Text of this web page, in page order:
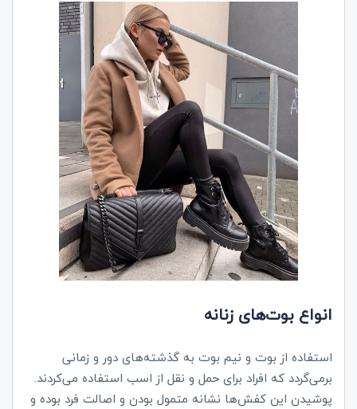
انواع بوت‌های زنانه
استفاده از بوت و نیم بوت به گذشته‌های دور و زمانی
برمی‌گردد که افراد برای حمل و نقل از اسب استفاده می‌کردند.
پوشیدن این کفش‌ها نشانه متمول بودن و اصالت فرد بوده و